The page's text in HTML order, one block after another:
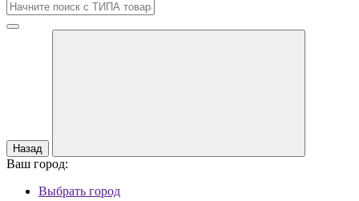
Назад
Ваш город:
Выбрать город